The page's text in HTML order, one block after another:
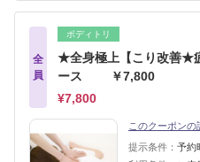
全
員
ボディトリ
★全身極上【こり改善★
ース ￥7,800
¥7,800
このクーポンの
提示条件： 予約